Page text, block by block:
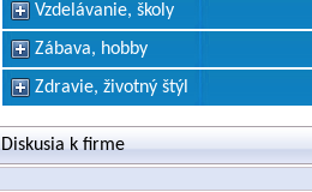
Vzdelávanie, školy
Zábava, hobby
Zdravie, životný štýl
Diskusia k firme